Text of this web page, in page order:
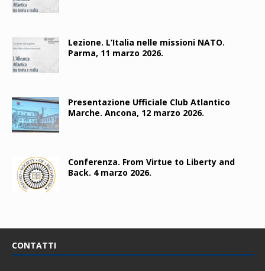
Lezione. L’Italia nelle missioni NATO.
Parma, 11 marzo 2026.
Presentazione Ufficiale Club Atlantico
Marche. Ancona, 12 marzo 2026.
Conferenza. From Virtue to Liberty and
Back. 4 marzo 2026.
CONTATTI